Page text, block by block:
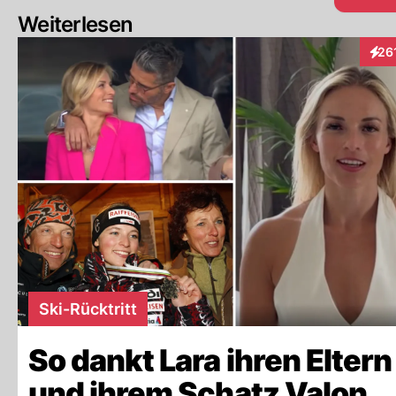
Weiterlesen
Ski-Rücktritt
So dankt Lara ihren Eltern